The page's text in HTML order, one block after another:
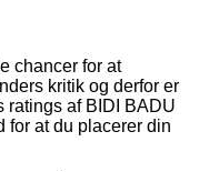
chancer for at
kritik og derfor er
ratings af BIDI BADU
for at du placerer din